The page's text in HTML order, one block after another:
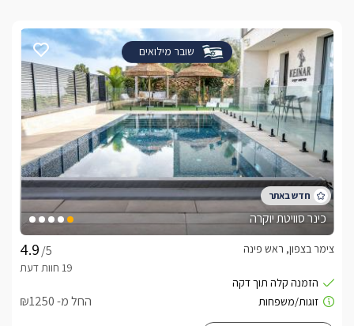
שובר מילואים
כינר סוויטת יוקרה
/5
צימר בצפון, ראש פינה
החל מ- ₪1250